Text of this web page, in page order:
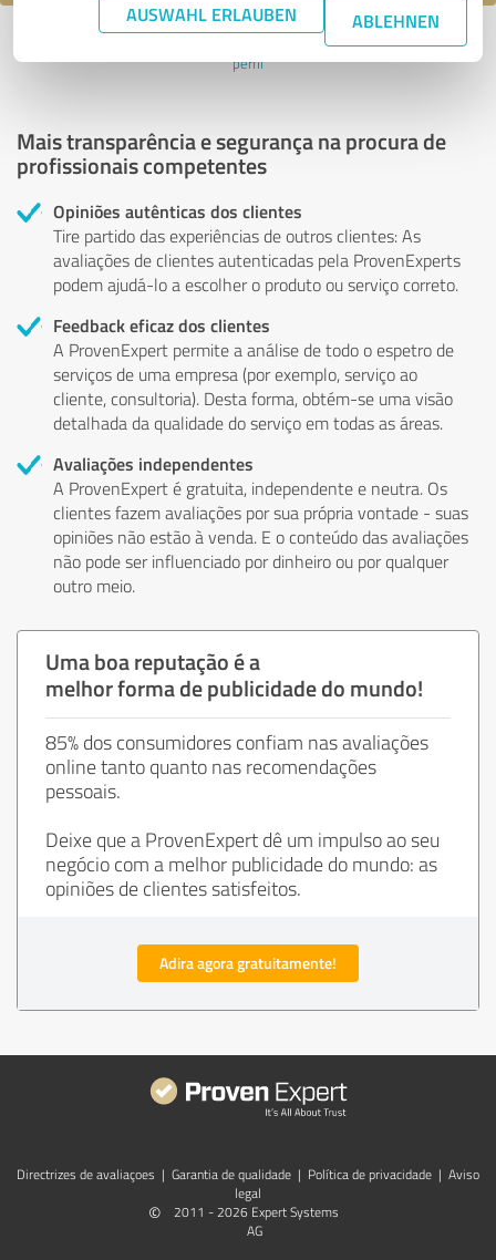
AUSWAHL ERLAUBEN ABLEHNEN
Última atualização: 16.06.2023|Denunciar
perfil
Mais transparência e segurança na procura de
profissionais competentes
Opiniões autênticas dos clientes
Tire partido das experiências de outros clientes: As
avaliações de clientes autenticadas pela ProvenExperts
podem ajudá-lo a escolher o produto ou serviço correto.
Feedback eficaz dos clientes
A ProvenExpert permite a análise de todo o espetro de
serviços de uma empresa (por exemplo, serviço ao
cliente, consultoria). Desta forma, obtém-se uma visão
detalhada da qualidade do serviço em todas as áreas.
Avaliações independentes
A ProvenExpert é gratuita, independente e neutra. Os
clientes fazem avaliações por sua própria vontade - suas
opiniões não estão à venda. E o conteúdo das avaliações
não pode ser influenciado por dinheiro ou por qualquer
outro meio.
Uma boa reputação é a
melhor forma de publicidade do mundo!
85% dos consumidores confiam nas avaliações
online tanto quanto nas recomendações
pessoais.
Deixe que a ProvenExpert dê um impulso ao seu
negócio com a melhor publicidade do mundo: as
opiniões de clientes satisfeitos.
Adira agora gratuitamente!
Directrizes de avaliaçoes | Garantia de qualidade | Política de privacidade | Aviso
legal
©
2011 - 2026 Expert Systems
AG